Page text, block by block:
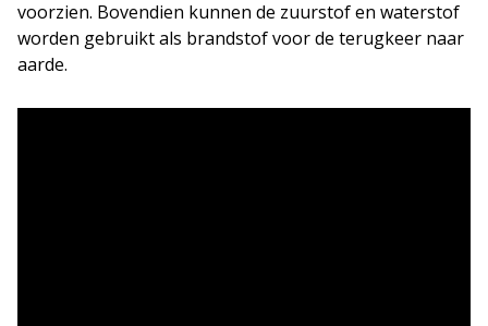
voorzien. Bovendien kunnen de zuurstof en waterstof
worden gebruikt als brandstof voor de terugkeer naar
aarde.